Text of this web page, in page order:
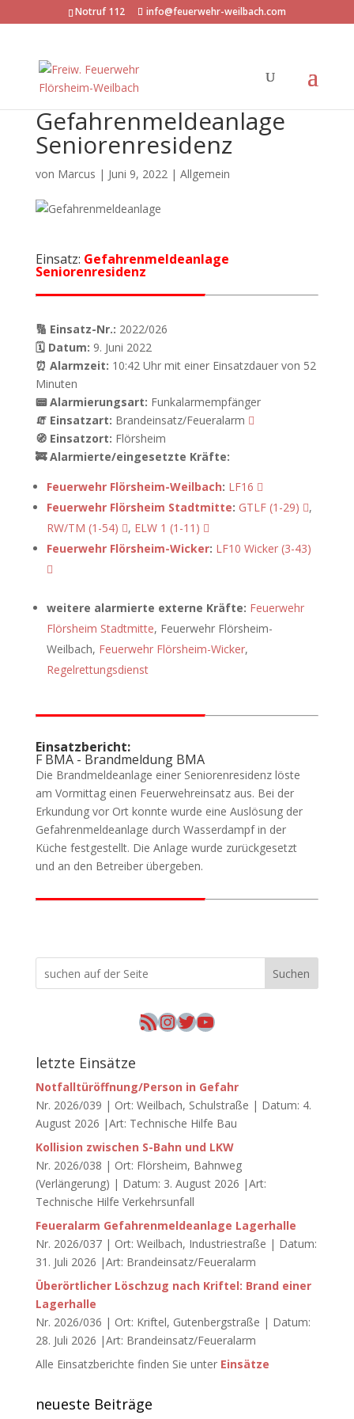
Notruf 112 info@feuerwehr-weilbach.com
Gefahrenmeldeanlage
Seniorenresidenz
von Marcus | Juni 9, 2022| Allgemein
Einsatz: Gefahrenmeldeanlage
Seniorenresidenz
🔢 Einsatz-Nr.: 2022/026
🗓 Datum: 9. Juni 2022
⏰ Alarmzeit: 10:42 Uhr mit einer Einsatzdauer von 52
Minuten
📟 Alarmierungsart: Funkalarmempfänger
🧯 Einsatzart: Brandeinsatz/Feueralarm
🧭 Einsatzort: Flörsheim
🚒 Alarmierte/eingesetzte Kräfte:
Feuerwehr Flörsheim-Weilbach: LF16
Feuerwehr Flörsheim Stadtmitte: GTLF (1-29)
,
RW/TM (1-54)
, ELW 1 (1-11)
Feuerwehr Flörsheim-Wicker: LF10 Wicker (3-43)
weitere alarmierte externe Kräfte: Feuerwehr
Flörsheim Stadtmitte, Feuerwehr Flörsheim-
Weilbach, Feuerwehr Flörsheim-Wicker,
Regelrettungsdienst
Einsatzbericht:
F BMA - Brandmeldung BMA
Die Brandmeldeanlage einer Seniorenresidenz löste
am Vormittag einen Feuerwehreinsatz aus. Bei der
Erkundung vor Ort konnte wurde eine Auslösung der
Gefahrenmeldeanlage durch Wasserdampf in der
Küche festgestellt. Die Anlage wurde zurückgesetzt
und an den Betreiber übergeben.
Suchen
RSS-Feed
Instagram
Twitter
YouTube
letzte Einsätze
Notfalltüröffnung/Person in Gefahr
Nr. 2026/039 | Ort: Weilbach, Schulstraße | Datum: 4.
August 2026 |Art: Technische Hilfe Bau
Kollision zwischen S-Bahn und LKW
Nr. 2026/038 | Ort: Flörsheim, Bahnweg
(Verlängerung) | Datum: 3. August 2026 |Art:
Technische Hilfe Verkehrsunfall
Feueralarm Gefahrenmeldeanlage Lagerhalle
Nr. 2026/037 | Ort: Weilbach, Industriestraße | Datum:
31. Juli 2026 |Art: Brandeinsatz/Feueralarm
Überörtlicher Löschzug nach Kriftel: Brand einer
Lagerhalle
Nr. 2026/036 | Ort: Kriftel, Gutenbergstraße | Datum:
28. Juli 2026 |Art: Brandeinsatz/Feueralarm
Alle Einsatzberichte finden Sie unter Einsätze
neueste Beiträge